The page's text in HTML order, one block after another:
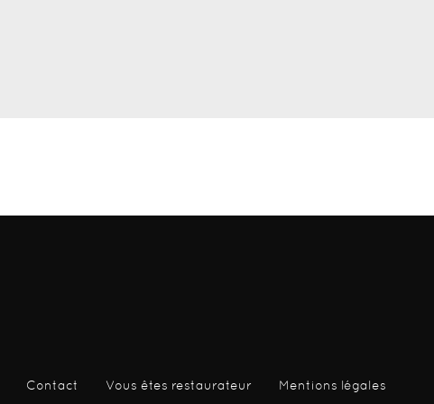
Contact Vous êtes restaurateur Mentions légales